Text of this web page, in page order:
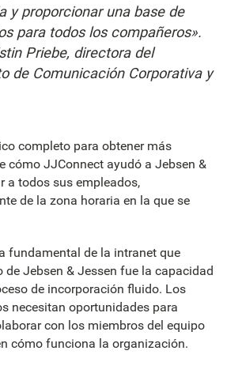
y proporcionar una base de
para todos los compañeros».
Priebe, directora del
de Comunicación Corporativa y
completo para obtener más
cómo JJConnect ayudó a Jebsen &
a todos sus empleados,
de la zona horaria en la que se
fundamental de la intranet que
de Jebsen & Jessen fue la capacidad
de incorporación fluido. Los
necesitan oportunidades para
con los miembros del equipo
cómo funciona la organización.